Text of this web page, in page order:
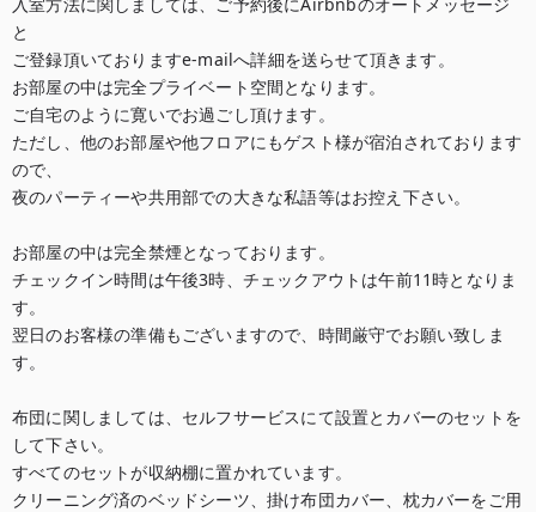
と
ご登録頂いておりますe-mailへ詳細を送らせて頂きます。
お部屋の中は完全プライベート空間となります。
ご自宅のように寛いでお過ごし頂けます。
ただし、他のお部屋や他フロアにもゲスト様が宿泊されております
ので、
夜のパーティーや共用部での大きな私語等はお控え下さい。
お部屋の中は完全禁煙となっております。
チェックイン時間は午後3時、チェックアウトは午前11時となりま
す。
翌日のお客様の準備もございますので、時間厳守でお願い致しま
す。
布団に関しましては、セルフサービスにて設置とカバーのセットを
して下さい。
すべてのセットが収納棚に置かれています。
クリーニング済のベッドシーツ、掛け布団カバー、枕カバーをご用